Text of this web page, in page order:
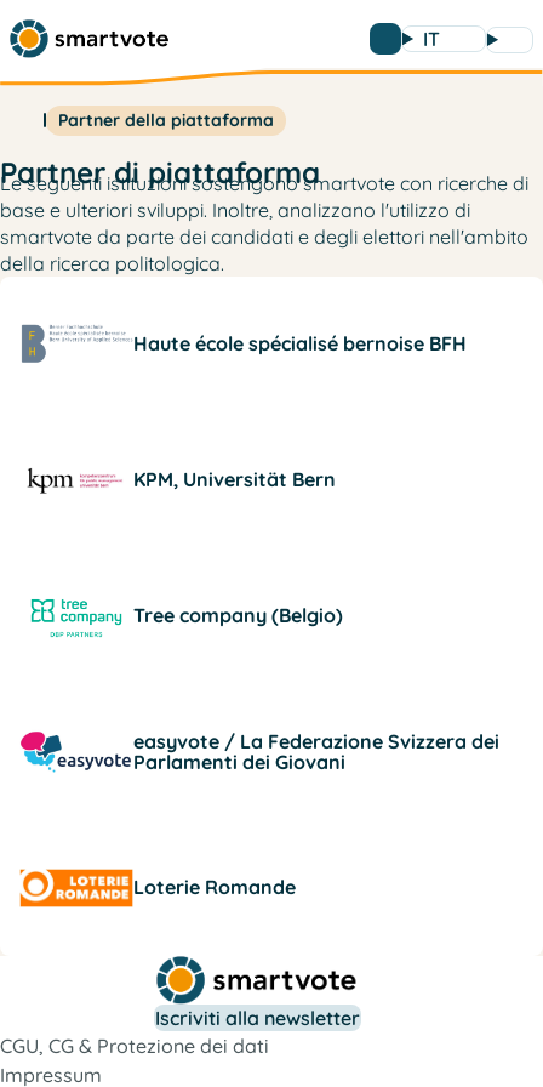
IT
Partner della piattaforma
Partner di piattaforma
Le seguenti istituzioni sostengono smartvote con ricerche di
base e ulteriori sviluppi. Inoltre, analizzano l'utilizzo di
smartvote da parte dei candidati e degli elettori nell'ambito
della ricerca politologica.
Haute école spécialisé bernoise BFH
KPM, Universität Bern
Tree company (Belgio)
easyvote / La Federazione Svizzera dei
Parlamenti dei Giovani
Loterie Romande
Iscriviti alla newsletter
CGU, CG & Protezione dei dati
Impressum